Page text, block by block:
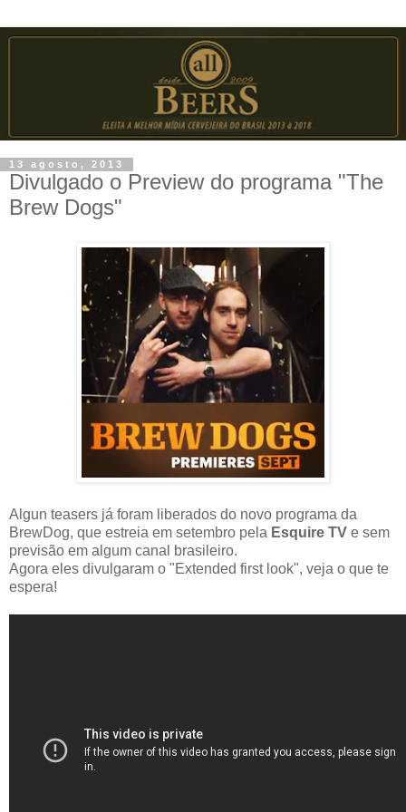
13 agosto, 2013
Divulgado o Preview do programa "The
Brew Dogs"
Algun teasers já foram liberados do novo programa da
BrewDog, que estreia em setembro pela Esquire TV e sem
previsão em algum canal brasileiro.
Agora eles divulgaram o "Extended first look", veja o que te
espera!